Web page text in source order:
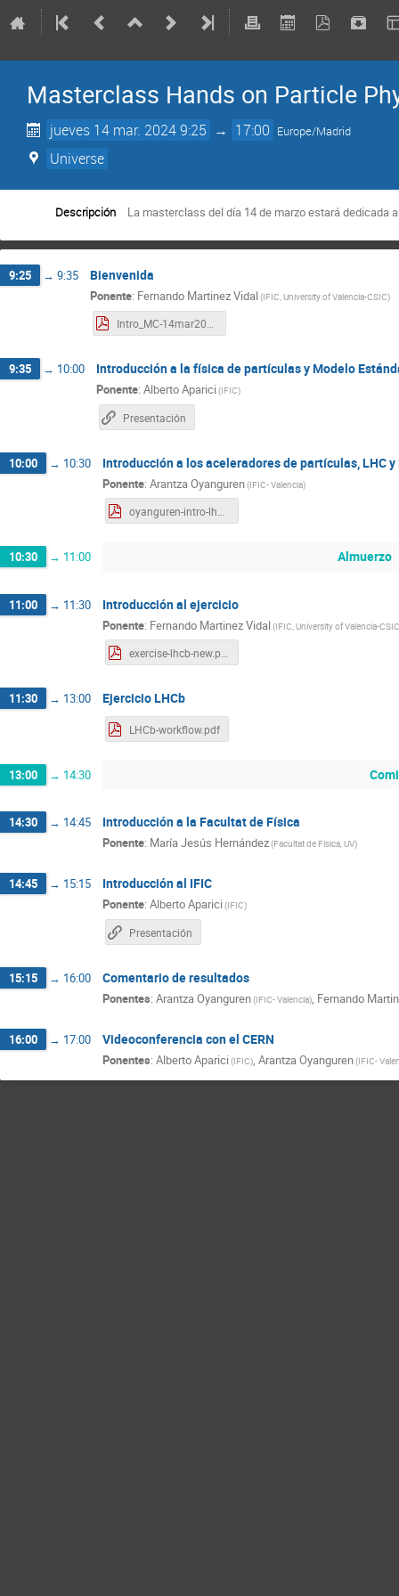
Masterclass Hands on Particle
jueves 14 mar. 2024 9:25 → 17:00 Europe/Madrid
Universe
Descripción La masterclass del día 14 de marzo estará dedicada
9:25 → 9:35 Bienvenida
Ponente: Fernando Martinez Vidal(IFIC, University of Valencia-CSIC)
Intro_MC-14mar2024.pdf
9:35 → 10:00 Introducción a la física de partículas y Modelo
Ponente: Alberto Aparici(IFIC)
Presentación
10:00 → 10:30 Introducción a los aceleradores de partículas, LHC y
Ponente: Arantza Oyanguren(IFIC- Valencia)
10:30 → 11:00 Almuerzo
11:00 → 11:30 Introducción al ejercicio
Ponente: Fernando Martinez Vidal(IFIC, University of Valencia-CSIC
11:30 → 13:00 Ejercicio LHCb
LHCb-workflow.pdf
13:00 → 14:30
14:30 → 14:45 Introducción a la Facultat de Física
Ponente: María Jesús Hernández(Facultat de Física, UV)
14:45 → 15:15 Introducción al IFIC
Ponente: Alberto Aparici(IFIC)
Presentación
15:15 → 16:00 Comentario de resultados
Ponentes: Arantza Oyanguren(IFIC- Valencia), Fernando
16:00 → 17:00 Videoconferencia con el CERN
Ponentes: Alberto Aparici(IFIC), Arantza Oyanguren(IFIC-